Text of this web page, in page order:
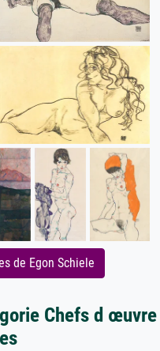
de Egon Schiele
Chefs d œuvre